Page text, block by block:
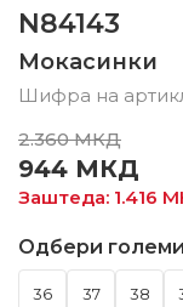
N84143
Мокасинки
Шифра на
2.360 МКД
944 МКД
Заштеда: 1.416
Одбери
36 37 38